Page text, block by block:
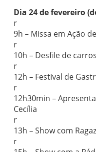
Dia 24 de fevereiro
r
9h – Missa em Ação
r
10h – Desfile de
r
12h – Festival de
r
12h30min –
Cecília
r
13h – Show com
r